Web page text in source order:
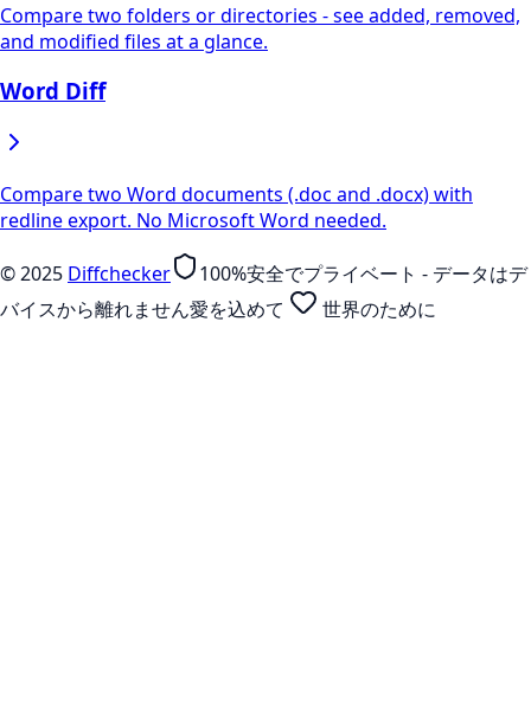
Compare two folders or directories - see added, removed,
and modified files at a glance.
Word Diff
Compare two Word documents (.doc and .docx) with
redline export. No Microsoft Word needed.
©2025 Diffchecker
100%安全でプライベート - データはデ
バイスから離れません愛を込めて 世界のために